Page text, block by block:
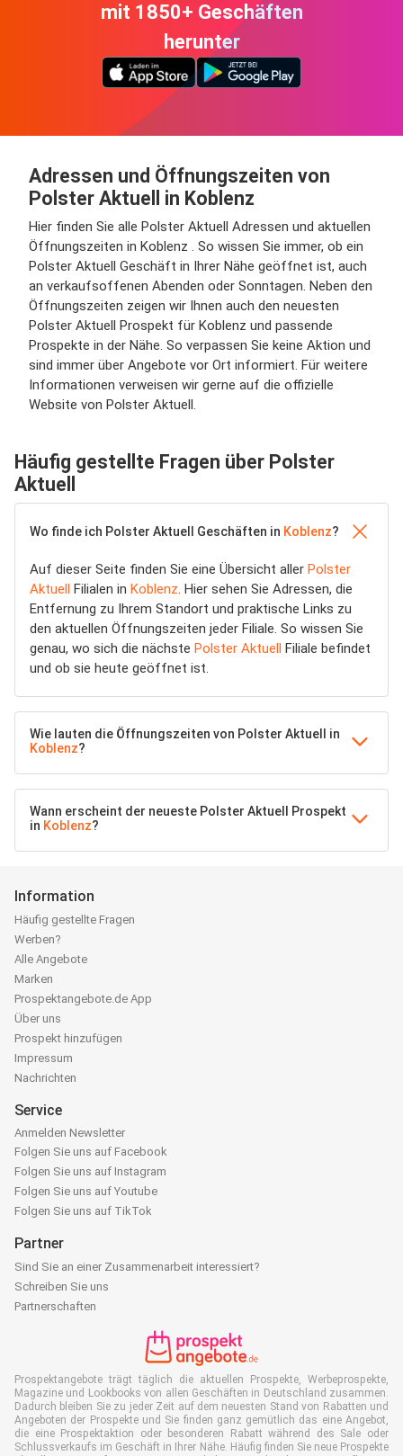
mit 1850+ Geschäften
herunter
Adressen und Öffnungszeiten von
Polster Aktuell in Koblenz
Hier finden Sie alle Polster Aktuell Adressen und aktuellen
Öffnungszeiten in Koblenz . So wissen Sie immer, ob ein
Polster Aktuell Geschäft in Ihrer Nähe geöffnet ist, auch
an verkaufsoffenen Abenden oder Sonntagen. Neben den
Öffnungszeiten zeigen wir Ihnen auch den neuesten
Polster Aktuell Prospekt für Koblenz und passende
Prospekte in der Nähe. So verpassen Sie keine Aktion und
sind immer über Angebote vor Ort informiert. Für weitere
Informationen verweisen wir gerne auf die offizielle
Website von Polster Aktuell.
Häufig gestellte Fragen über Polster
Aktuell
Wo finde ich Polster Aktuell Geschäften in Koblenz?
Auf dieser Seite finden Sie eine Übersicht aller Polster
Aktuell Filialen in Koblenz. Hier sehen Sie Adressen, die
Entfernung zu Ihrem Standort und praktische Links zu
den aktuellen Öffnungszeiten jeder Filiale. So wissen Sie
genau, wo sich die nächste Polster Aktuell Filiale befindet
und ob sie heute geöffnet ist.
Wie lauten die Öffnungszeiten von Polster Aktuell in
Koblenz?
Wann erscheint der neueste Polster Aktuell Prospekt
in Koblenz?
Information
Häufig gestellte Fragen
Werben?
Alle Angebote
Marken
Prospektangebote.de App
Über uns
Prospekt hinzufügen
Impressum
Nachrichten
Service
Anmelden Newsletter
Folgen Sie uns auf Facebook
Folgen Sie uns auf Instagram
Folgen Sie uns auf Youtube
Folgen Sie uns auf TikTok
Partner
Sind Sie an einer Zusammenarbeit interessiert?
Schreiben Sie uns
Partnerschaften
Prospektangebote trägt täglich die aktuellen Prospekte, Werbeprospekte,
Magazine und Lookbooks von allen Geschäften in Deutschland zusammen.
Dadurch bleiben Sie zu jeder Zeit auf dem neuesten Stand von Rabatten und
Angeboten der Prospekte und Sie finden ganz gemütlich das eine Angebot,
die eine Prospektaktion oder besonderen Rabatt während des Sale oder
Schlussverkaufs im Geschäft in Ihrer Nähe. Häufig finden Sie neue Prospekte